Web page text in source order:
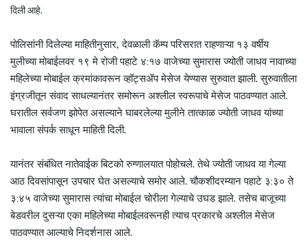
दिली आहे.
पोलिसांनी दिलेल्या माहितीनुसार, देवळाली कॅम्प परिसरात राहणाऱ्या १३ वर्षीय
मुलीच्या मोबाईलवर १९ मे रोजी पहाटे ४:१७ वाजेच्या सुमारास ज्योती जाधव नावाच्या
महिलेच्या मोबाईल क्रमांकावरून व्हॉट्सॲप मेसेज येण्यास सुरुवात झाली. सुरुवातीला
इंग्रजीतून संवाद साधल्यानंतर समोरून अश्लील स्वरूपाचे मेसेज पाठवण्यात आले.
घरातील सर्वजण झोपेत असल्याने घाबरलेल्या मुलीने तात्काळ ज्योती जाधव यांच्या
भावाला संपर्क साधून माहिती दिली.
यानंतर संबंधित नातेवाईक बिटको रुग्णालयात पोहोचले. तेथे ज्योती जाधव या गेल्या
आठ दिवसांपासून उपचार घेत असल्याचे समोर आले. चौकशीदरम्यान पहाटे ३:३० ते
३:४५ वाजेच्या सुमारास त्यांचा मोबाईल चोरीला गेल्याचे उघड झाले. तसेच बाजूच्या
बेडवरील दुसऱ्या एका महिलेच्या मोबाईलवरूनही त्याच प्रकारचे अश्लील मेसेज
पाठवण्यात आल्याचे निदर्शनास आले.